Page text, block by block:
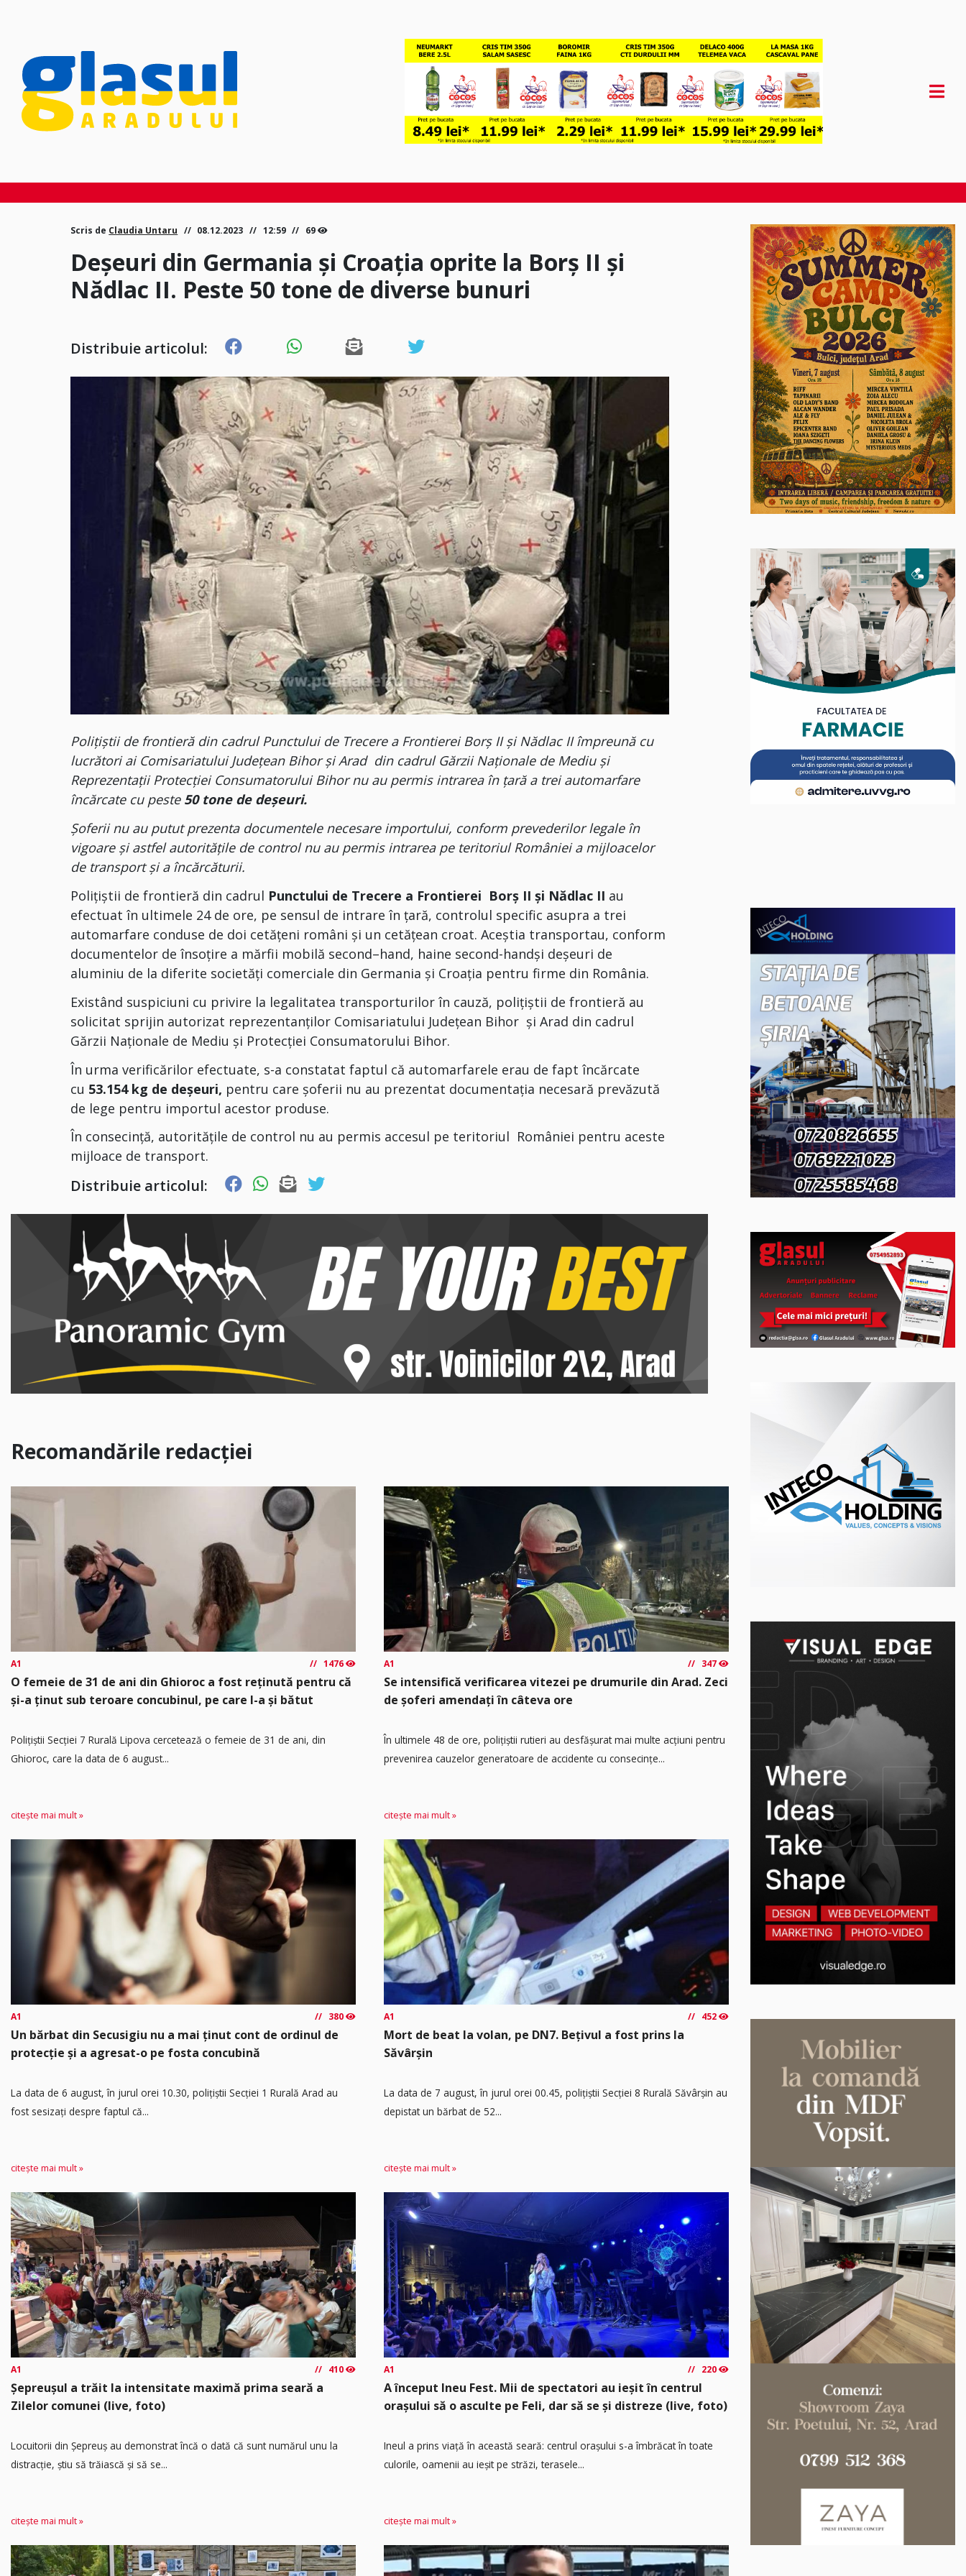
Scris de Claudia Untaru 08.12.2023 12:59 69
Deşeuri din Germania și Croația oprite la Borș II și
Nădlac II. Peste 50 tone de diverse bunuri
Distribuie articolul:
Poliţiştii de frontieră din cadrul Punctului de Trecere a Frontierei Borș II și Nădlac II împreună cu
lucrători ai Comisariatului Județean Bihor și Arad din cadrul Gărzii Naționale de Mediu și
Reprezentații Protecției Consumatorului Bihor nu au permis intrarea în ţară a trei automarfare
încărcate cu peste 50 tone de deșeuri.
Şoferii nu au putut prezenta documentele necesare importului, conform prevederilor legale în
vigoare şi astfel autorităţile de control nu au permis intrarea pe teritoriul României a mijloacelor
de transport şi a încărcăturii.
Poliţiştii de frontieră din cadrul Punctului de Trecere a Frontierei Borș II și Nădlac II au
efectuat în ultimele 24 de ore, pe sensul de intrare în ţară, controlul specific asupra a trei
automarfare conduse de doi cetățeni români și un cetățean croat. Aceștia transportau, conform
documentelor de însoțire a mărfii mobilă second–hand, haine second-handși deșeuri de
aluminiu de la diferite societăți comerciale din Germania și Croația pentru firme din România.
Existând suspiciuni cu privire la legalitatea transporturilor în cauză, poliţiştii de frontieră au
solicitat sprijin autorizat reprezentanților Comisariatului Județean Bihor și Arad din cadrul
Gărzii Naționale de Mediu și Protecției Consumatorului Bihor.
În urma verificărilor efectuate, s-a constatat faptul că automarfarele erau de fapt încărcate
cu 53.154 kg de deșeuri, pentru care șoferii nu au prezentat documentația necesară prevăzută
de lege pentru importul acestor produse.
În consecinţă, autorităţile de control nu au permis accesul pe teritoriul României pentru aceste
mijloace de transport.
Distribuie articolul:
Recomandările redacției
A1 1476
O femeie de 31 de ani din Ghioroc a fost reținută pentru că
și-a ținut sub teroare concubinul, pe care l-a și bătut
​Polițiștii Secției 7 Rurală Lipova cercetează o femeie de 31 de ani, din
Ghioroc, care la data de 6 august...
citește mai mult »
A1 347
Se intensifică verificarea vitezei pe drumurile din Arad. Zeci
de șoferi amendați în câteva ore
În ultimele 48 de ore, polițiștii rutieri au desfășurat mai multe acțiuni pentru
prevenirea cauzelor generatoare de accidente cu consecințe...
citește mai mult »
A1 380
Un bărbat din Secusigiu nu a mai ținut cont de ordinul de
protecție și a agresat-o pe fosta concubină
​La data de 6 august, în jurul orei 10.30, polițiștii Secției 1 Rurală Arad au
fost sesizați despre faptul că...
citește mai mult »
A1 452
Mort de beat la volan, pe DN7. Bețivul a fost prins la
Săvârșin
​La data de 7 august, în jurul orei 00.45, polițiștii Secției 8 Rurală Săvârșin au
depistat un bărbat de 52...
citește mai mult »
A1 410
Șepreușul a trăit la intensitate maximă prima seară a
Zilelor comunei (live, foto)
Locuitorii din Șepreuș au demonstrat încă o dată că sunt numărul unu la
distracție, știu să trăiască și să se...
citește mai mult »
A1 220
A început Ineu Fest. Mii de spectatori au ieșit în centrul
orașului să o asculte pe Feli, dar să se și distreze (live, foto)
Ineul a prins viață în această seară: centrul orașului s-a îmbrăcat în toate
culorile, oamenii au ieșit pe străzi, terasele...
citește mai mult »